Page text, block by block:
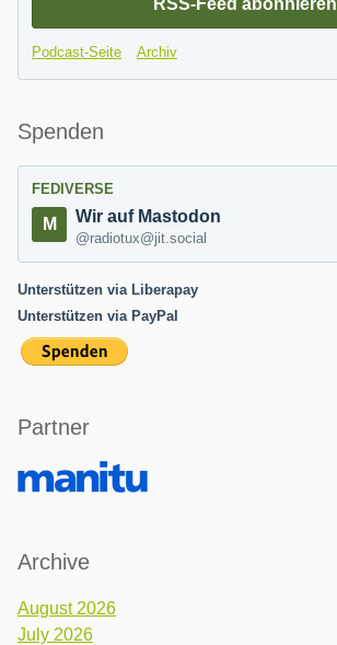
RSS-Feed abonnieren
Podcast-Seite Archiv
Spenden
FEDIVERSE
Wir auf Mastodon
@radiotux@jit.social
Unterstützen via Liberapay
Unterstützen via PayPal
Partner
Archive
August 2026
July 2026